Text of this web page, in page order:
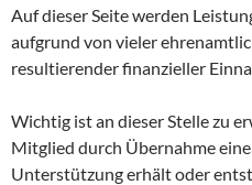
Auf dieser Seite werden
aufgrund von vieler
resultierender finanzieller
Wichtig ist an dieser Stelle zu
Mitglied durch Übernahme
Unterstützung erhält oder